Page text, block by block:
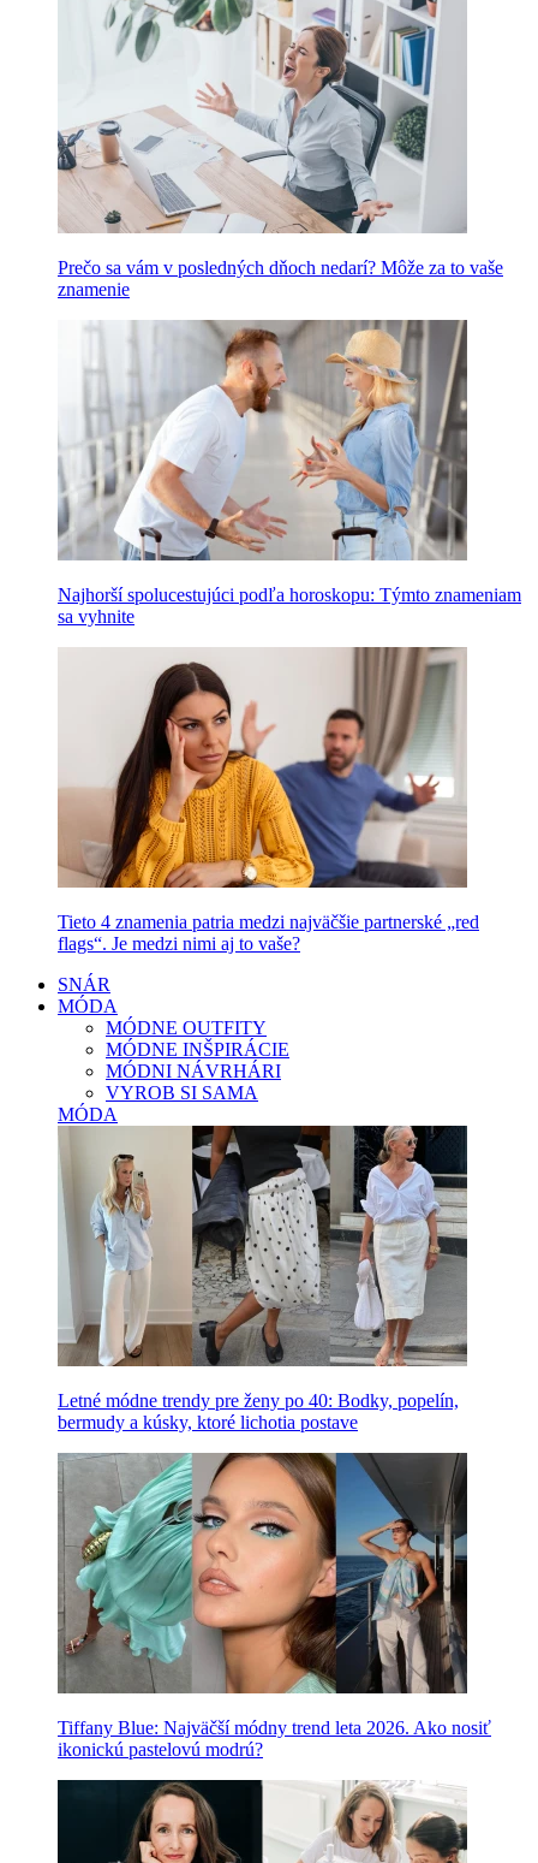
Prečo sa vám v posledných dňoch nedarí? Môže za to vaše
znamenie
Najhorší spolucestujúci podľa horoskopu: Týmto znameniam
sa vyhnite
Tieto 4 znamenia patria medzi najväčšie partnerské „red
flags“. Je medzi nimi aj to vaše?
SNÁR
MÓDA
MÓDNE OUTFITY
MÓDNE INŠPIRÁCIE
MÓDNI NÁVRHÁRI
VYROB SI SAMA
MÓDA
Letné módne trendy pre ženy po 40: Bodky, popelín,
bermudy a kúsky, ktoré lichotia postave
Tiffany Blue: Najväčší módny trend leta 2026. Ako nosiť
ikonickú pastelovú modrú?